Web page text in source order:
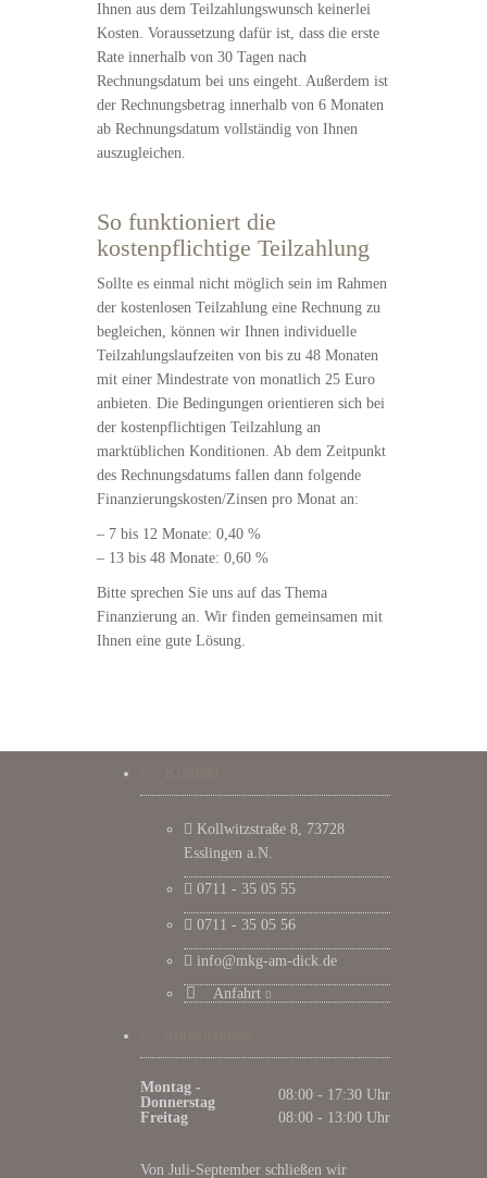
Ihnen aus dem Teilzahlungswunsch keinerlei
Kosten. Voraussetzung dafür ist, dass die erste
Rate innerhalb von 30 Tagen nach
Rechnungsdatum bei uns eingeht. Außerdem ist
der Rechnungsbetrag innerhalb von 6 Monaten
ab Rechnungsdatum vollständig von Ihnen
auszugleichen.
So funktioniert die
kostenpflichtige Teilzahlung
Sollte es einmal nicht möglich sein im Rahmen
der kostenlosen Teilzahlung eine Rechnung zu
begleichen, können wir Ihnen individuelle
Teilzahlungslaufzeiten von bis zu 48 Monaten
mit einer Mindestrate von monatlich 25 Euro
anbieten. Die Bedingungen orientieren sich bei
der kostenpflichtigen Teilzahlung an
marktüblichen Konditionen. Ab dem Zeitpunkt
des Rechnungsdatums fallen dann folgende
Finanzierungskosten/Zinsen pro Monat an:
– 7 bis 12 Monate: 0,40 %
– 13 bis 48 Monate: 0,60 %
Bitte sprechen Sie uns auf das Thema
Finanzierung an. Wir finden gemeinsamen mit
Ihnen eine gute Lösung.
Kollwitzstraße 8, 73728
Esslingen a.N.
0711 - 35 05 55
0711 - 35 05 56
info@mkg-am-dick.de
Anfahrt
Montag -
Donnerstag
08:00 - 17:30 Uhr
Freitag
08:00 - 13:00 Uhr
Von Juli-September schließen wir